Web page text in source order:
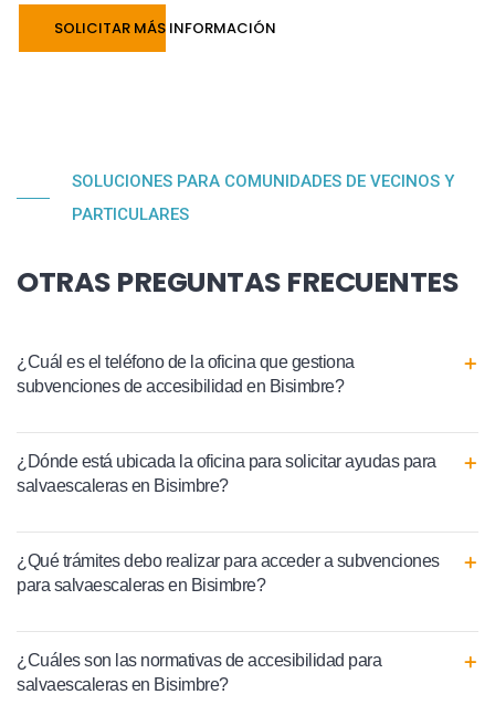
SOLICITAR MÁS INFORMACIÓN
SOLUCIONES PARA COMUNIDADES DE VECINOS Y
PARTICULARES
OTRAS PREGUNTAS FRECUENTES
¿Cuál es el teléfono de la oficina que gestiona
subvenciones de accesibilidad en Bisimbre?
¿Dónde está ubicada la oficina para solicitar ayudas para
salvaescaleras en Bisimbre?
¿Qué trámites debo realizar para acceder a subvenciones
para salvaescaleras en Bisimbre?
¿Cuáles son las normativas de accesibilidad para
salvaescaleras en Bisimbre?